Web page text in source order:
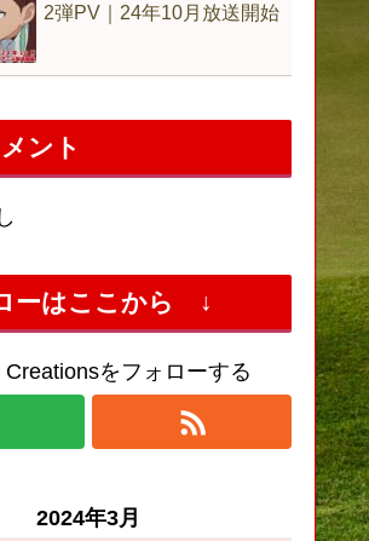
2弾PV｜24年10月放送開始
ント
ーはここから ↓
Creationsをフォローする
2024年3月